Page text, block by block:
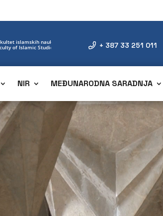
+ 387 33 251 011
NIR MEĐUNARODNA SARADNJA